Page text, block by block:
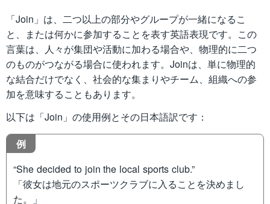
「Join」は、二つ以上の部分やグループが一緒になるこ
と、または何かに参加することを表す英語表現です。この
言葉は、人々が集団や活動に加わる場合や、物理的に二つ
のものがつながる場合に使われます。Joinは、単に物理的
な結合だけでなく、社会的な集まりやチーム、組織への参
加を意味することもあります。
以下は「Join」の使用例とその日本語訳です：
例
“She decided to join the local sports club.”
「彼女は地元のスポーツクラブに入ることを決めまし
た。」